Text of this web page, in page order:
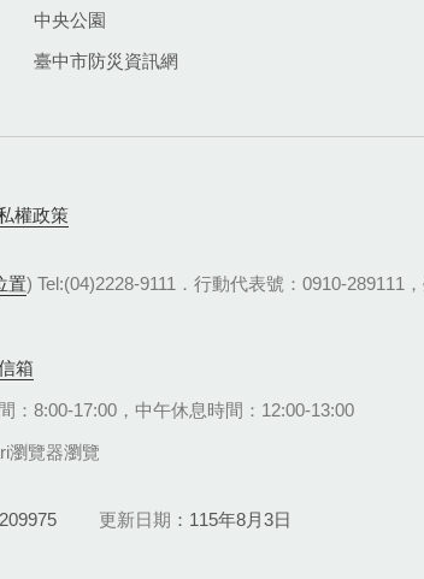
中央公園
臺中市防災資訊網
權政策
置) Tel:(04)2228-9111．行動代表號：0910-289111
箱
：8:00-17:00，中午休息時間：12:00-13:00
瀏覽器瀏覽
更新日期 115年8月3日